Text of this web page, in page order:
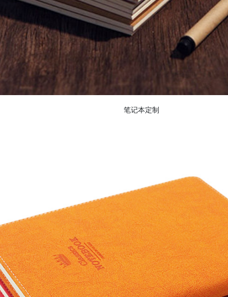
笔记本定制